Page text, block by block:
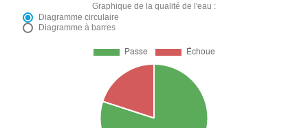
Graphique de la qualité de l'eau :
Diagramme circulaire
Diagramme à barres